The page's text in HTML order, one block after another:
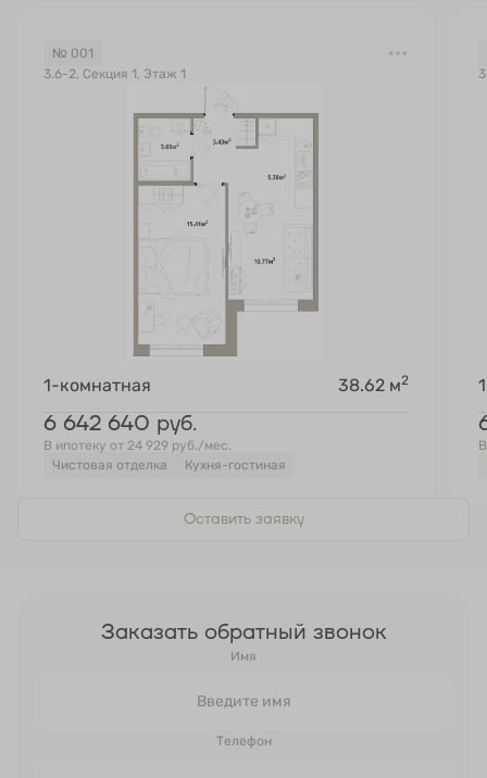
№ 001
3.6-2, Секция 1, Этаж 1
1-комнатная 38.62 м2
6 642 640 руб.
В ипотеку от 24 929 руб./мес.
Чистовая отделка
Кухня-гостиная
Оставить заявку
Заказать обратный звонок
Имя
Телефон